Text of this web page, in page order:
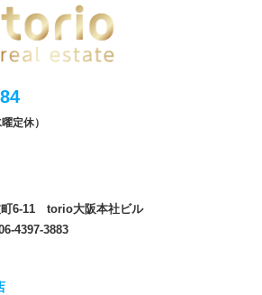
定休）
町6-11 torio大阪本社ビル
4397-3883